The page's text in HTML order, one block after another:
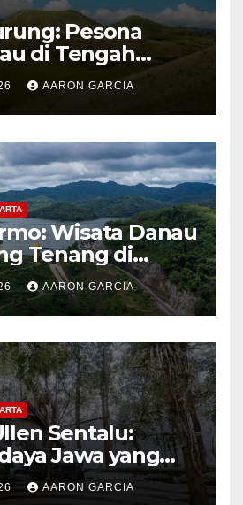
Pesona
di Tengah
Bondowoso
AARON GARCIA
Wisata Danau
Tenang di
Menoreh Kulon
AARON GARCIA
Sentalu:
Jawa yang
Kaliurang
AARON GARCIA